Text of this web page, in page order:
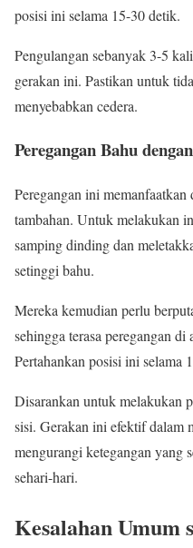
posisi ini selama 15-30 detik.
Pengulangan sebanyak 3-5
gerakan ini. Pastikan untuk
menyebabkan cedera.
Peregangan Bahu
Peregangan ini
tambahan. Untuk melakukan
samping dinding dan
setinggi bahu.
Mereka kemudian perlu
sehingga terasa peregangan
Pertahankan posisi ini selama
Disarankan untuk melakukan
sisi. Gerakan ini efektif dalam
mengurangi ketegangan yang
sehari-hari.
Kesalahan Umum